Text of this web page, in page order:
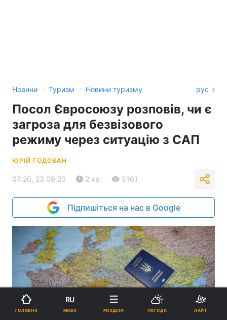
Новини › Туризм › Новини туризму рус
Посол Євросоюзу розповів, чи є
загроза для безвізового
режиму через ситуацію з САП
ЮРІЙ ГОДОВАН
07:20, 23.09.20 2 хв. 5161
Підпишіться на нас в Google
ГОЛОВНА
RU
МОВА РОЗДІЛИ ПОГОДА ЛАЙТ